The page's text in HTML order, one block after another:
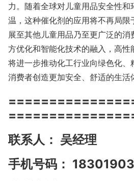
力。随着全球对儿童用品安全性
温，这种催化剂的应用将不再局限
展至其他儿童用品乃至更广泛的
方优化和智能化技术的融入，高性
将进一步推动化工行业向绿色化
消费者创造更加安全、舒适的生活
联系人： 吴经理
手机号码：